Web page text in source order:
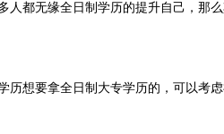
都无缘全日制学历的提升自己，那么
想要拿全日制大专学历的，可以考虑